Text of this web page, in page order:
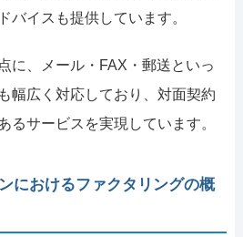
バイスも提供しています。
に、メール・FAX・郵送といっ
幅広く対応しており、対面契約
るサービスを実現しています。
におけるファクタリングの概